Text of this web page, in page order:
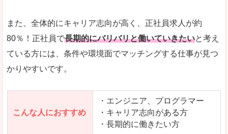
人気度
また、上戸彩さんのCMでおなじみなこともあり
使いやすさ
全体的にオレンジ色のトーンで、見ていても疲れ
「はたらこindex」で「長生郡睦沢町」の
また、全体的にキャリア志向が高く、正社員求人が約
80％！正社員で長期的にバリバリと働いていきたいと考え
ている方には、条件や環境面でマッチングする仕事が見つ
かりやすいです。
こんな人におすすめ
・エンジニア、プログラマー
・キャリア志向がある方
・長期的に働きたい方